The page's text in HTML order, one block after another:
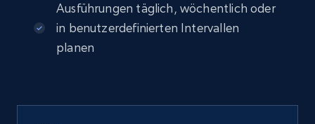
Ausführungen täglich, wöchentlich oder
in benutzerdefinierten Intervallen
planen